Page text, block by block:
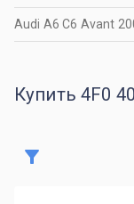
Audi A6 C6 Avant
Купить 4F0